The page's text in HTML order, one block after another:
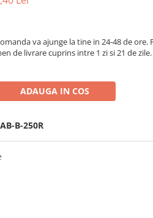
va ajunge la tine in 24-48 de ore.
de livrare cuprins intre 1 zi si 21 de
ADAUGA IN COS
B-250R